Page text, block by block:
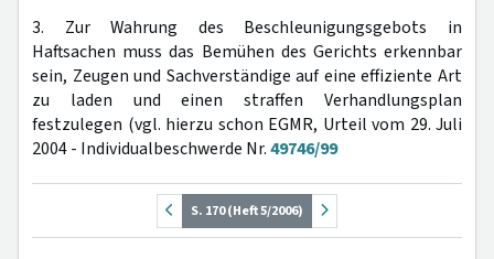
3. Zur Wahrung des Beschleunigungsgebots in
Haftsachen muss das Bemühen des Gerichts erkennbar
sein, Zeugen und Sachverständige auf eine effiziente Art
zu laden und einen straffen Verhandlungsplan
festzulegen (vgl. hierzu schon EGMR, Urteil vom 29. Juli
2004 - Individualbeschwerde Nr.49746/99
S. 170 (Heft 5/2006)